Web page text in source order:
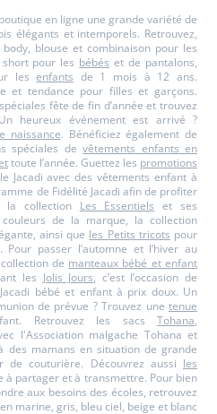
en ligne une grande variété de
élégants et intemporels. Retrouvez,
blouse et combinaison pour les
pour les bébés et de pantalons,
lesenfants de 1 mois à 12 ans.
et tendance pour filles et garçons.
fête de fin d’année et trouvez
heureux événement est arrivé ?
naissance. Bénéficiez également de
spéciales devêtements enfants en
toute l’année. Guettez les promotions
Jacadi avec des vêtements enfant à
de Fidélité Jacadi afin de profiter
la collection Les Essentiels et ses
de la marque, la collection
ainsi que les Petits tricots pour
passer l’automne et l’hiver au
de manteaux bébé et enfant
les Jolis Jours, c’est l’occasion de
bébé et enfant à prix doux. Un
de prévue ? Trouvez une tenue
Retrouvez les sacsTohana,
l'Association malgache Tohana et
des mamans en situation de grande
de couturière. Découvrez aussi les
à partager et à transmettre. Pour bien
aux besoins des écoles, retrouvez
marine, gris, bleu ciel, beige et blanc